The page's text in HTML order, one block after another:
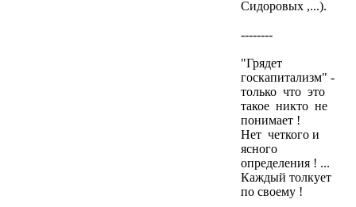
Сидоровых ,...).
--------
"Грядет
госкапитализм" -
только что это
такое никто не
понимает !
Нет четкого и
ясного
определения ! ...
Каждый толкует
по своему !